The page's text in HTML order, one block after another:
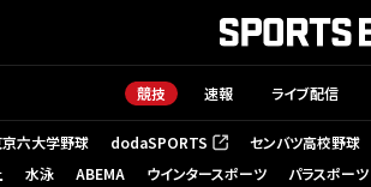
競技 速報 ライブ配信
京六大学野球 dodaSPORTS
（新しいタブで開く） センバツ高校野球
水泳 ABEMA ウインタースポーツ パラスポーツ